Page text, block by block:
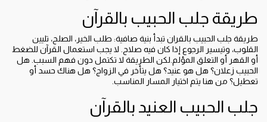
طريقة جلب الحبيب بالقرآن
طريقة جلب الحبيب بالقران تبدأ بنية صافية: طلب الخير، الصلح، تليين
القلوب، وتيسير الرجوع إذا كان فيه صلاح. لا يجب استعمال القرآن للضغط
أو القهر أو التعلق المؤلم.لكن الطريقة لا تكتمل دون فهم السبب. هل
الحبيب زعلان؟ هل هو عنيد؟ هل يتأخر في الزواج؟ هل هناك حسد أو
تعطيل؟ من هنا يتم اختيار المسار المناسب.
جلب الحبيب العنيد بالقرآن